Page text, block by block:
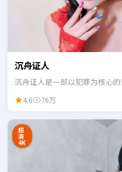
沉舟证人
沉舟证人是一部以犯罪为核心
4.6 76万
超
清
4K